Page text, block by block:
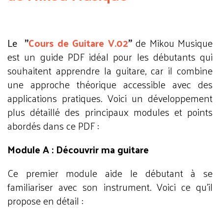
Le "Cours de Guitare V.02"de Mikou Musique
est un guide PDF idéal pour les débutants qui
souhaitent apprendre la guitare, car il combine
une approche théorique accessible avec des
applications pratiques. Voici un développement
plus détaillé des principaux modules et points
abordés dans ce PDF :
Module A : Découvrir ma guitare
Ce premier module aide le débutant à se
familiariser avec son instrument. Voici ce qu’il
propose en détail :